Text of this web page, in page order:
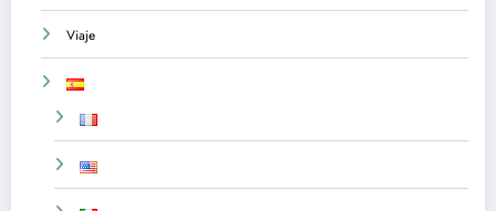
Viaje